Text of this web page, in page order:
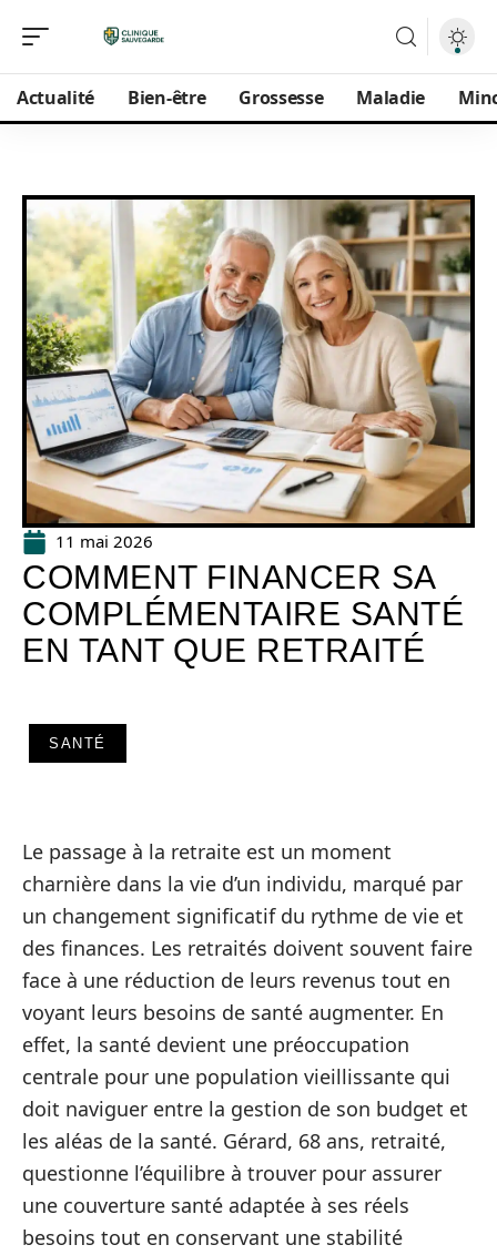
Actualité Bien-être Grossesse Maladie
11 mai 2026
COMMENT FINANCER SA
COMPLÉMENTAIRE SANTÉ
EN TANT QUE RETRAITÉ
SANTÉ
Le passage à la retraite est un moment
charnière dans la vie d’un individu, marqué par
un changement significatif du rythme de vie et
des finances. Les retraités doivent souvent faire
face à une réduction de leurs revenus tout en
voyant leurs besoins de santé augmenter. En
effet, la santé devient une préoccupation
centrale pour une population vieillissante qui
doit naviguer entre la gestion de son budget et
les aléas de la santé. Gérard, 68 ans, retraité,
questionne l’équilibre à trouver pour assurer
une couverture santé adaptée à ses réels
besoins tout en conservant une stabilité